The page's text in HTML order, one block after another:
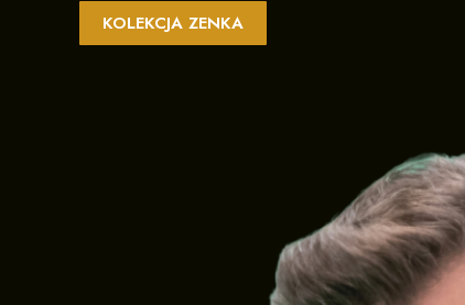
KOLEKCJA ZENKA